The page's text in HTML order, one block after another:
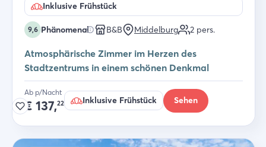
Inklusive Frühstück
9,6 Phänomenal B&B Middelburg 2 pers.
Atmosphärische Zimmer im Herzen des
Stadtzentrums in einem schönen Denkmal
Ab p/Nacht
€ 137,22 Inklusive Frühstück Sehen